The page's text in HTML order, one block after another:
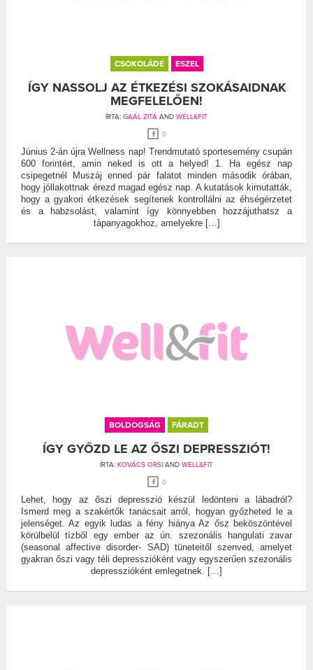
CSOKOLÁDÉ ESZEL
ÍGY NASSOLJ AZ ÉTKEZÉSI SZOKÁSAIDNAK
MEGFELELŐEN!
ÍRTA: GAÁL ZITA AND WELL&FIT
0
Június 2-án újra Wellness nap! Trendmutató sportesemény csupán
600 forintért, amin neked is ott a helyed! 1. Ha egész nap
csipegetnél Muszáj enned pár falatot minden második órában,
hogy jóllakottnak érezd magad egész nap. A kutatások kimutatták,
hogy a gyakori étkezések segítenek kontrollálni az éhségérzetet
és a habzsolást, valamint így könnyebben hozzájuthatsz a
tápanyagokhoz, amelyekre […]
BOLDOGSÁG FÁRADT
ÍGY GYŐZD LE AZ ŐSZI DEPRESSZIÓT!
ÍRTA: KOVÁCS ORSI AND WELL&FIT
0
Lehet, hogy az őszi depresszió készül ledönteni a lábadról?
Ismerd meg a szakértők tanácsait arról, hogyan győzheted le a
jelenséget. Az egyik ludas a fény hiánya Az ősz beköszöntével
körülbelül tízből egy ember az ún. szezonális hangulati zavar
(seasonal affective disorder- SAD) tüneteitől szenved, amelyet
gyakran őszi vagy téli depresszióként vagy egyszerűen szezonális
depresszióként emlegetnek. […]